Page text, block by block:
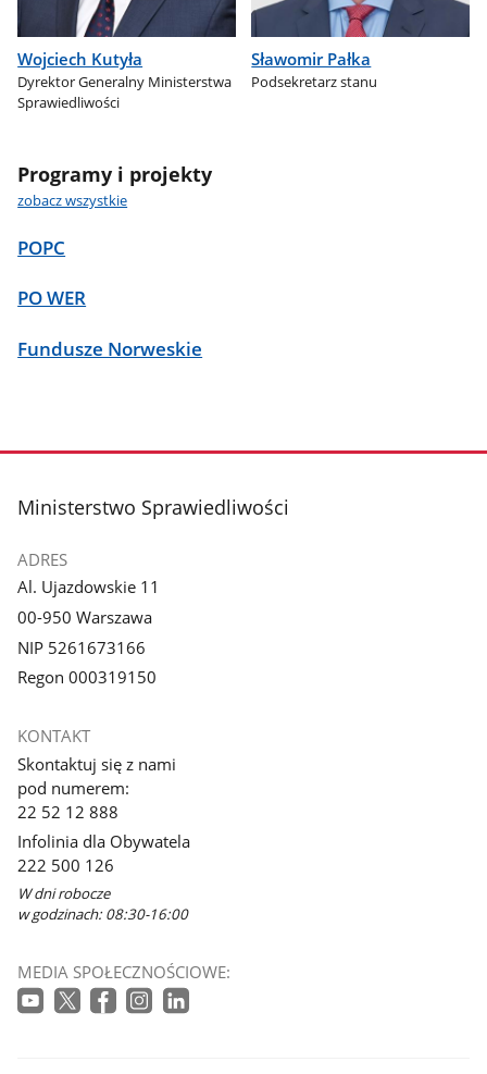
Wojciech Kutyła
Dyrektor Generalny Ministerstwa
Sprawiedliwości
Sławomir Pałka
Podsekretarz stanu
Programy i projekty
zobacz wszystkie
POPC
PO WER
Fundusze Norweskie
stopka
Ministerstwo Sprawiedliwości
ADRES
Al. Ujazdowskie 11
00-950 Warszawa
NIP 5261673166
Regon 000319150
KONTAKT
Skontaktuj się z nami
pod numerem:
22 52 12 888
Infolinia dla Obywatela
222 500 126
W dni robocze
w godzinach: 08:30-16:00
MEDIA SPOŁECZNOŚCIOWE: